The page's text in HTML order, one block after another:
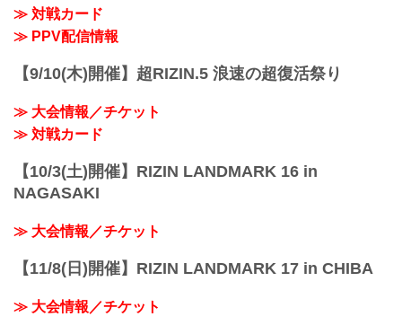
ご了承ください。
会場
≫ 対戦カード
≫ PPV配信情報
【9/10(木)開催】超RIZIN.5 浪速の超復活祭り
≫ 大会情報／チケット
≫ 対戦カード
【10/3(土)開催】RIZIN LANDMARK 16 in
NAGASAKI
≫ 大会情報／チケット
【11/8(日)開催】RIZIN LANDMARK 17 in CHIBA
≫ 大会情報／チケット